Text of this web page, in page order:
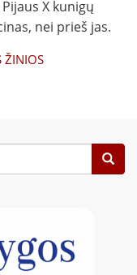
X kunigų
nei prieš jas.
ŽINIOS